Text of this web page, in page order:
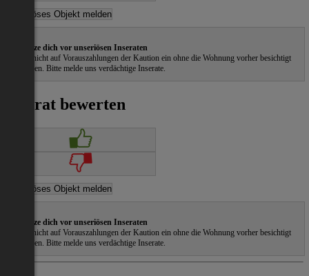
Schütze dich vor unseriösen Inseraten
Gehe nicht auf Vorauszahlungen der Kaution ein ohne die Wohnung vorher besichtigt
zu haben. Bitte melde uns verdächtige Inserate.
Inserat bewerten
Schütze dich vor unseriösen Inseraten
Gehe nicht auf Vorauszahlungen der Kaution ein ohne die Wohnung vorher besichtigt
zu haben. Bitte melde uns verdächtige Inserate.